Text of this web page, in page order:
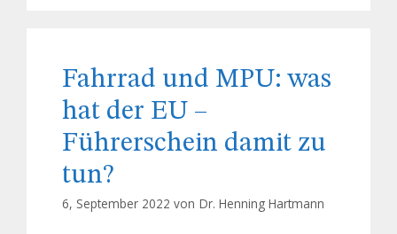
Fahrrad und MPU: was
hat der EU –
Führerschein damit zu
tun?
6, September 2022 von Dr. Henning Hartmann